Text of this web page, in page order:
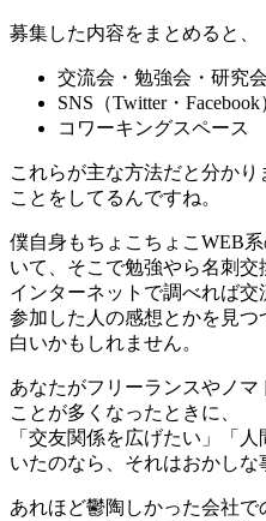
募集した内容をまとめると、
交流会・勉強会・研究会
SNS（Twitter・Facebook
コワーキングスペース
これらが主な方法だと分か
ことをしてるんですね。
僕自身もちょこちょこWEB
いて、そこで勉強やら名刺交
インターネットで調べれば交
参加した人の感想とかを見
白いかもしれません。
あなたがフリーランスやノ
ことが多くなったときに、
「交友関係を広げたい」「
いたのなら、それはおかしな
あれほど鬱陶しかった会社で